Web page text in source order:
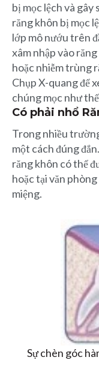
bị mọc lệch và gây
răng khôn bị mọc
lớp mô nướu trên
xâm nhập vào
hoặc nhiễm trùng
Chụp X-quang để
chúng mọc như
Có phải nhổ
Trong nhiều
một cách đúng
răng khôn có thể
hoặc tại văn
miệng.
Sự chèn góc